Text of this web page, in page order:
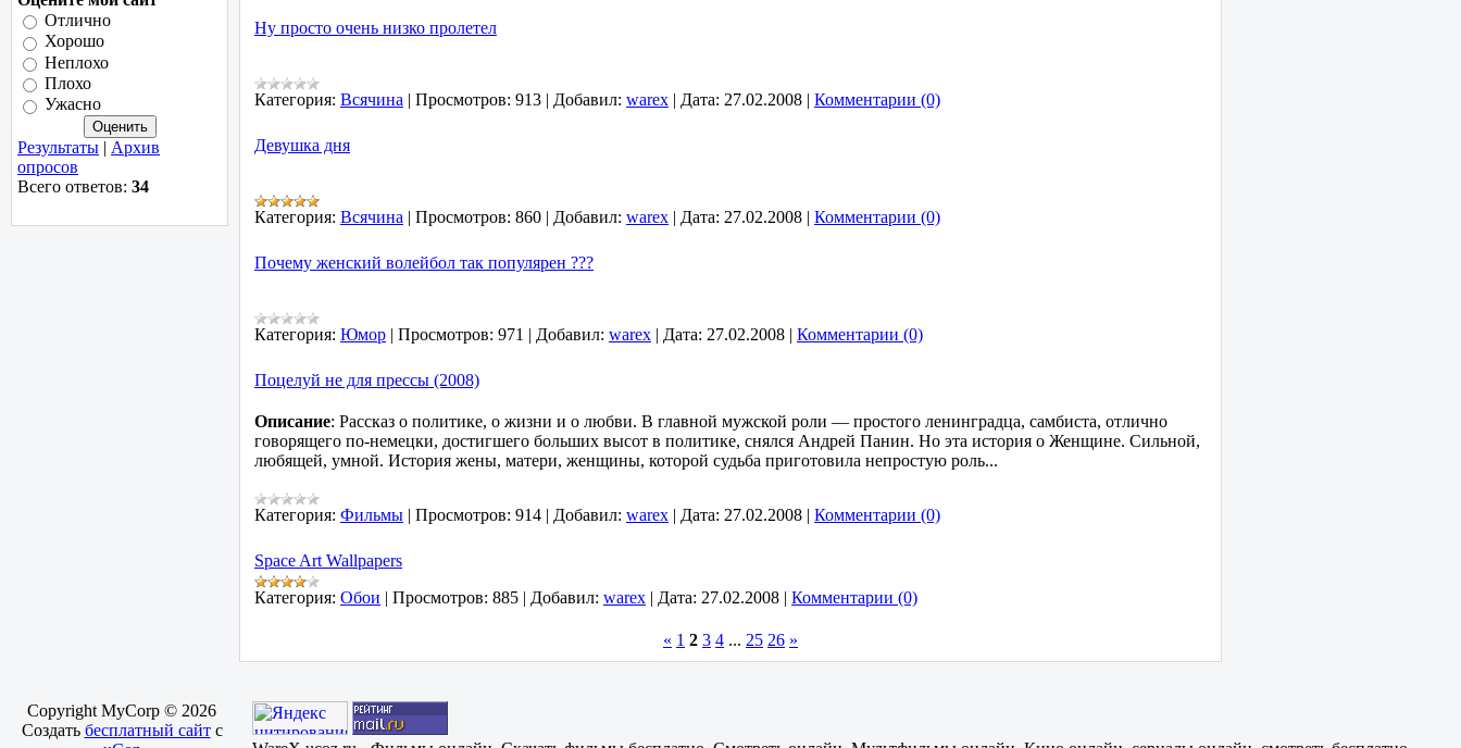
Отлично
Хорошо
Неплохо
Плохо
Ужасно
Результаты | Архив
опросов
Всего ответов: 34
Ну просто очень низко пролетел
Категория: Всячина | Просмотров: 913 | Добавил: warex | Дата: 27.02.2008 | Комментарии (0)
Девушка дня
Категория: Всячина | Просмотров: 860 | Добавил: warex | Дата: 27.02.2008 | Комментарии (0)
Почему женский волейбол так популярен ???
Категория: Юмор | Просмотров: 971 | Добавил: warex | Дата: 27.02.2008 | Комментарии (0)
Поцелуй не для прессы (2008)
Описание: Рассказ о политике, о жизни и о любви. В главной мужской роли — простого ленинградца, самбиста, отлично
говорящего по-немецки, достигшего больших высот в политике, снялся Андрей Панин. Но эта история о Женщине. Сильной,
любящей, умной. История жены, матери, женщины, которой судьба приготовила непростую роль...
Категория: Фильмы | Просмотров: 914 | Добавил: warex | Дата: 27.02.2008 | Комментарии (0)
Space Art Wallpapers
Категория: Обои | Просмотров: 885 | Добавил: warex | Дата: 27.02.2008 | Комментарии (0)
« 1 2 3 4 ... 25 26 »
Copyright MyCorp © 2026
Создать бесплатный сайтс